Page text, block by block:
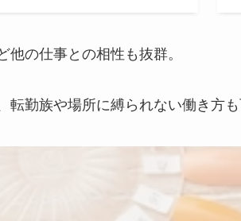
の仕事との相性も抜群。
転勤族や場所に縛られない働き方